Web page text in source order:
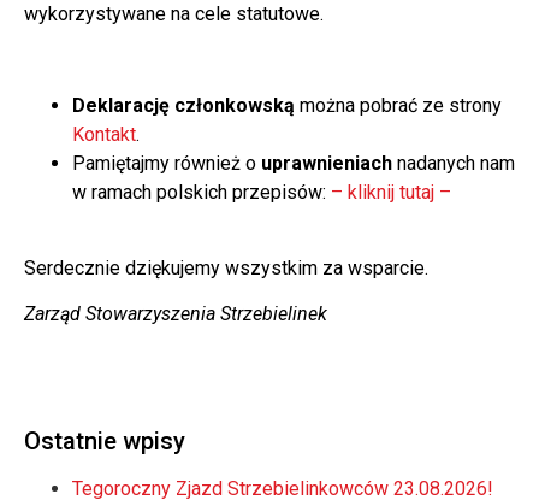
wykorzystywane na cele statutowe.
Deklarację członkowską można pobrać ze strony
Kontakt.
Pamiętajmy również o uprawnieniach nadanych nam
w ramach polskich przepisów: – kliknij tutaj –
Serdecznie dziękujemy wszystkim za wsparcie.
Zarząd Stowarzyszenia Strzebielinek
Ostatnie wpisy
Tegoroczny Zjazd Strzebielinkowców 23.08.2026!